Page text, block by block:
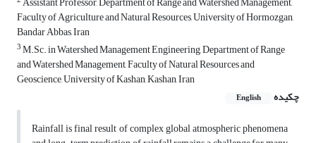
Faculty of Agriculture and Natural Resources, University of Hormozgan,
Bandar Abbas, Iran
3M.Sc. in Watershed Management Engineering, Department of Range
and Watershed Management, Faculty of Natural Resources and
Geoscience, University of Kashan, Kashan, Iran
چکیده
English
Rainfall is final result of complex global atmospheric phenomena